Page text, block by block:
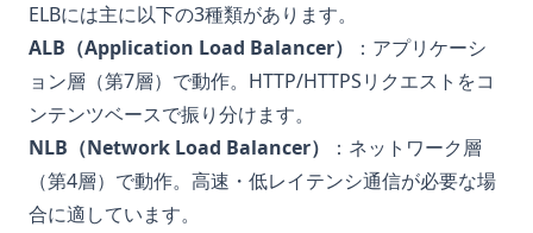
ELBには主に以下の3種類があります。
ALB（Application Load Balancer）
：アプリケーシ
ョン層（第7層）で動作。HTTP/HTTPSリクエストをコ
ンテンツベースで振り分けます。
NLB（Network Load Balancer）
：ネットワーク層
（第4層）で動作。高速・低レイテンシ通信が必要な場
合に適しています。